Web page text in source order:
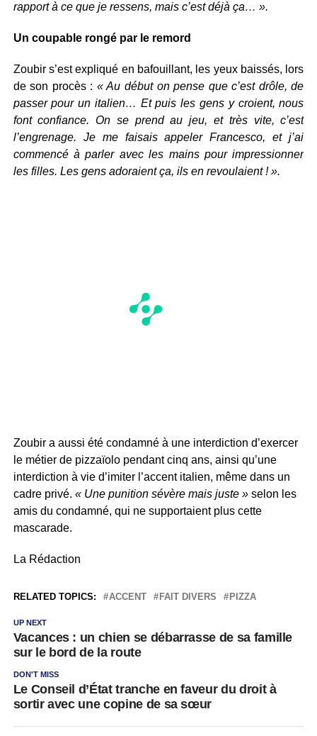
rapport à ce que je ressens, mais c’est déjà ça… ».
Un coupable rongé par le remord
Zoubir s’est expliqué en bafouillant, les yeux baissés, lors
de son procès : « Au début on pense que c’est drôle, de
passer pour un italien… Et puis les gens y croient, nous
font confiance. On se prend au jeu, et très vite, c’est
l’engrenage. Je me faisais appeler Francesco, et j’ai
commencé à parler avec les mains pour impressionner
les filles. Les gens adoraient ça, ils en revoulaient ! ».
Zoubir a aussi été condamné à une interdiction d’exercer
le métier de pizzaïolo pendant cinq ans, ainsi qu’une
interdiction à vie d’imiter l’accent italien, même dans un
cadre privé. « Une punition sévère mais juste » selon les
amis du condamné, qui ne supportaient plus cette
mascarade.
La Rédaction
RELATED TOPICS: ACCENT FAIT DIVERS PIZZA
UP NEXT
Vacances : un chien se débarrasse de sa famille
sur le bord de la route
DON'T MISS
Le Conseil d’État tranche en faveur du droit à
sortir avec une copine de sa sœur